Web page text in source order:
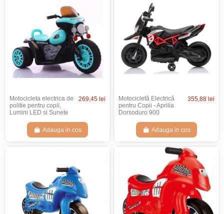
Motocicleta electrica de
politie pentru copii,
Lumini LED si Sunete
269,45 lei
Adauga in cos
Motocicletă Electrică
pentru Copii - Aprilia
Dorsoduro 900
355,88 lei
Adauga in cos